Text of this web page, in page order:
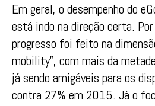
Em geral, o desempenho do
está indo na direção certa.
progresso foi feito na
mobility”, com mais da
já sendo amigáveis para os
contra 27% em 2015. Já o